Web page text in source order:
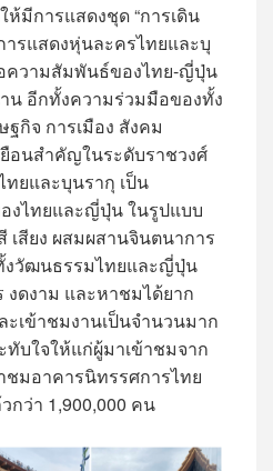
การแสดงชุด “การเดิน
ารแสดงหุ่นละครไทยและบุ
ความสัมพันธ์ของไทย-ญี่ปุ่น
น อีกทั้งความร่วมมือของทั้ง
ฐกิจ การเมือง สังคม
อนสำคัญในระดับราชวงศ์
ยและบุนรากุ เป็น
งไทยและญี่ปุ่น ในรูปแบบ
เสียง ผสมผสานจินตนาการ
งวัฒนธรรมไทยและญี่ปุ่น
งดงาม และหาชมได้ยาก
เข้าชมงานเป็นจำนวนมาก
บใจให้แก่ผู้มาเข้าชมจาก
มอาคารนิทรรศการไทย
กว่า 1,900,000 คน